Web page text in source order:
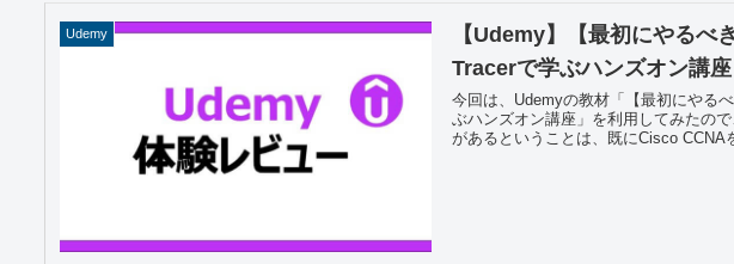
Udemy
【Udemy】【最初にやるべ
Tracerで学ぶハンズオン講座
今回は、Udemyの教材「【最初にやる
ぶハンズオン講座」を利用してみたの
があるということは、既にCisco CCNA